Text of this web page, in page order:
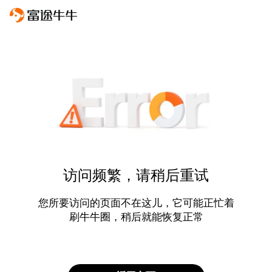
访问频繁，请稍后重试
您所要访问的页面不在这儿，它可能正忙着
刷牛牛圈，稍后就能恢复正常